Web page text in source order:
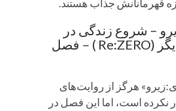
قهرمانانش جذاب هستند.
– شروع زندگی در
دنیایی دیگر (Re:ZERO ) – فصل
هرگز از روایت‌های
نکرده است، اما این فصل در